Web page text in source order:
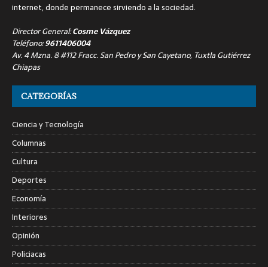
internet, donde permanece sirviendo a la sociedad.
Director General:Cosme Vázquez
Teléfono:9611406004
Av. 4 Mzna. 8 #112 Fracc. San Pedro y San Cayetano, Tuxtla Gutiérrez
Chiapas
CATEGORÍAS
Ciencia y Tecnología
Columnas
Cultura
Deportes
Economía
Interiores
Opinión
Policiacas